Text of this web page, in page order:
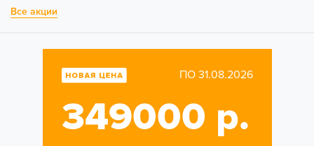
Все акции
ПО 31.08.2026
349000 р.